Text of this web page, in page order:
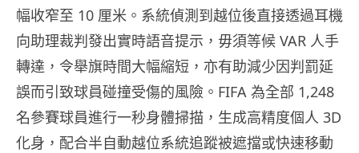
幅收窄至 10 厘米。系統偵測到越位後直接透過耳機
向助理裁判發出實時語音提示，毋須等候 VAR 人手
轉達，令舉旗時間大幅縮短，亦有助減少因判罰延
誤而引致球員碰撞受傷的風險。FIFA 為全部 1,248
名參賽球員進行一秒身體掃描，生成高精度個人 3D
化身，配合半自動越位系統追蹤被遮擋或快速移動